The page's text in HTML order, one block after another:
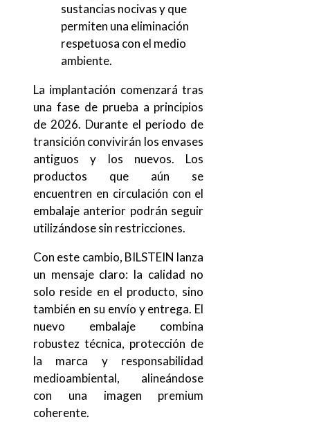
sustancias nocivas y que
permiten una eliminación
respetuosa con el medio
ambiente.
La implantación comenzará tras
una fase de prueba a principios
de 2026. Durante el periodo de
transición convivirán los envases
antiguos y los nuevos. Los
productos que aún se
encuentren en circulación con el
embalaje anterior podrán seguir
utilizándose sin restricciones.
Con este cambio, BILSTEIN lanza
un mensaje claro: la calidad no
solo reside en el producto, sino
también en su envío y entrega. El
nuevo embalaje combina
robustez técnica, protección de
la marca y responsabilidad
medioambiental, alineándose
con una imagen premium
coherente.